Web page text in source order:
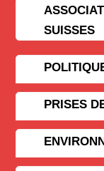
SUISSES
PRISES